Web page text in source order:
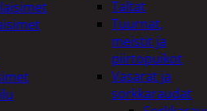
Taltat
Tuurnat,
meistit ja
piirtopuikot
Vasarat ja
sorkkaraudat